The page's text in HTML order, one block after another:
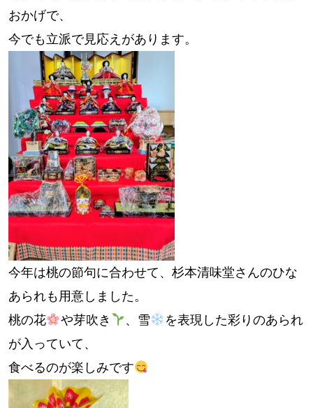
おかげで、
今でも立派で見応えがあります。
今年は桃の節句に合わせて、杉本清味堂さんのひな
あられも用意しました。
桃の花
や芽吹き 、雪
を表現した彩りのあられ
が入っていて、
食べるのが楽しみです